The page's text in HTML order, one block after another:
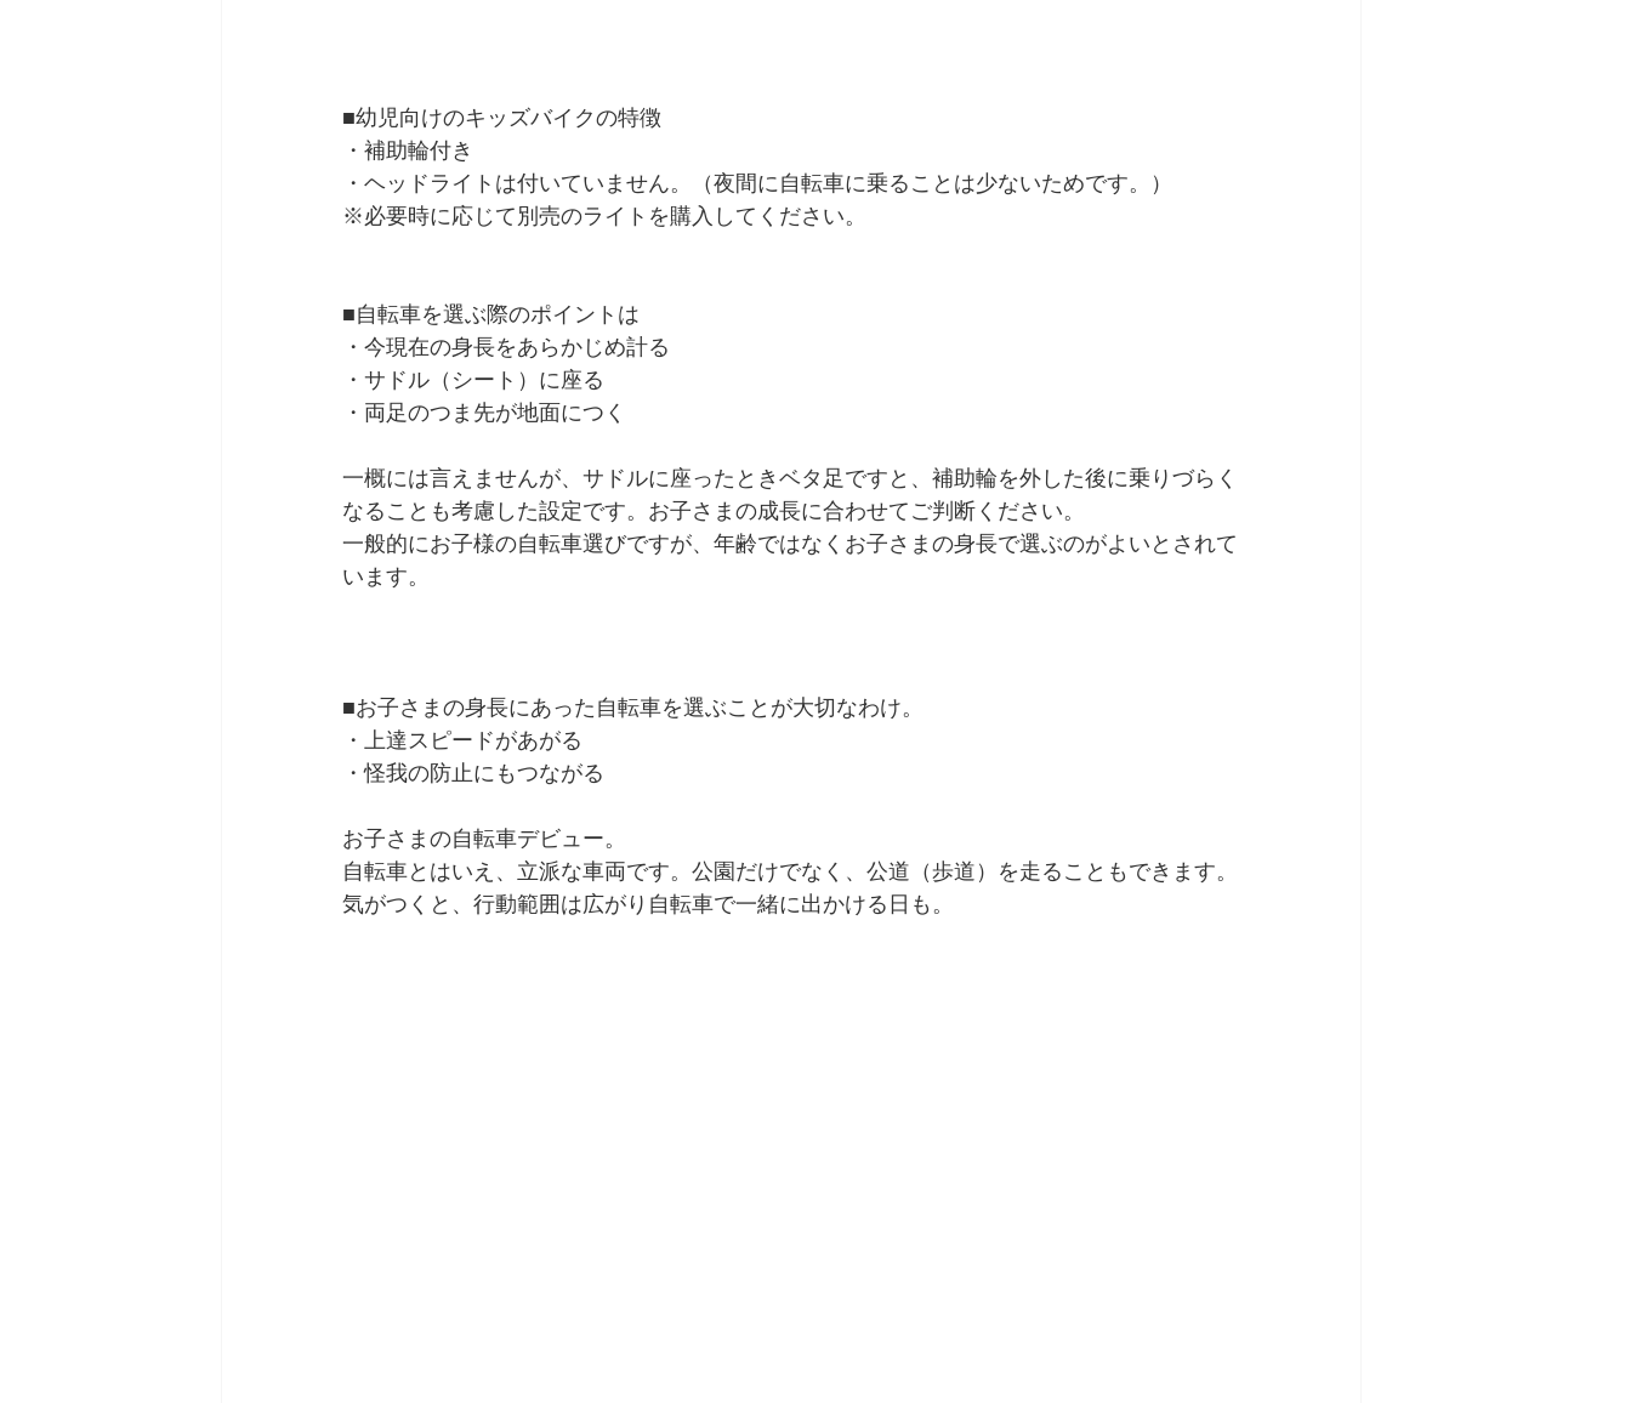
■幼児向けのキッズバイクの特徴
・補助輪付き
・ヘッドライトは付いていません。（夜間に自転車に乗ることは少ないためです。）
※必要時に応じて別売のライトを購入してください。
■自転車を選ぶ際のポイントは
・今現在の身長をあらかじめ計る
・サドル（シート）に座る
・両足のつま先が地面につく
一概には言えませんが、サドルに座ったときベタ足ですと、補助輪を外した後に乗りづらく
なることも考慮した設定です。お子さまの成長に合わせてご判断ください。
一般的にお子様の自転車選びですが、年齢ではなくお子さまの身長で選ぶのがよいとされて
います。
■お子さまの身長にあった自転車を選ぶことが大切なわけ。
・上達スピードがあがる
・怪我の防止にもつながる
お子さまの自転車デビュー。
自転車とはいえ、立派な車両です。公園だけでなく、公道（歩道）を走ることもできます。
気がつくと、行動範囲は広がり自転車で一緒に出かける日も。